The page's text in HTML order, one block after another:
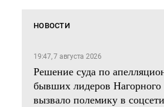
НОВОСТИ
19:47, 7 августа 2026
Решение суда по
бывших лидеров Нагорного
вызвало полемику в соцсети